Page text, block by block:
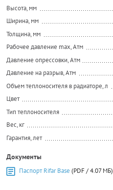
Высота, мм
Ширина, мм
Толщина, мм
Рабочее давление max, Атм
Давление опрессовки, Атм
Давление на разрыв, Атм
Объем теплоносителя в радиаторе, л
Цвет
Тип теплоносителя
Вес, кг
Гарантия, лет
Документы
Паспорт Rifar Base (PDF / 4.07 МБ)